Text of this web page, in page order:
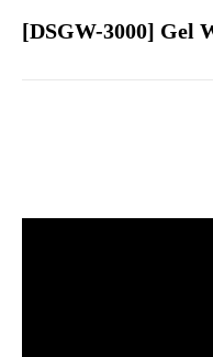
[DSGW-3000] Gel